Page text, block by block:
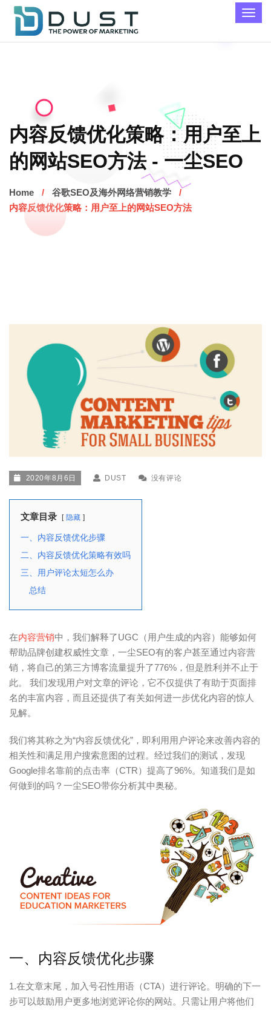
内容反馈优化策略：用户至上
的网站SEO方法 - 一尘SEO
Home
谷歌SEO及海外网络营销教学
内容反馈优化策略：用户至上的网站SEO方法
2020年8月6日 DUST 没有评论
文章目录 隐藏
一、内容反馈优化步骤
二、内容反馈优化策略有效吗
三、用户评论太短怎么办
总结
在内容营销中，我们解释了UGC（用户生成的内容）能够如何
帮助品牌创建权威性文章，一尘SEO有的客户甚至通过内容营
销，将自己的第三方博客流量提升了776%，但是胜利并不止于
此。 我们发现用户对文章的评论，它不仅提供了有助于页面排
名的丰富内容，而且还提供了有关如何进一步优化内容的惊人
见解。
我们将其称之为“内容反馈优化”，即利用用户评论来改善内容的
相关性和满足用户搜索意图的过程。经过我们的测试，发现
Google排名靠前的点击率（CTR）提高了96%。知道我们是如
何做到的吗？一尘SEO带你分析其中奥秘。
一、内容反馈优化步骤
1.在文章末尾，加入号召性用语（CTA）进行评论。明确的下一
步可以鼓励用户更多地浏览评论你的网站。只需让用户将他们